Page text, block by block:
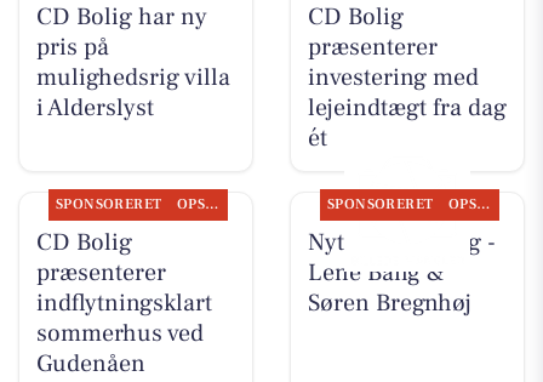
CD Bolig har ny
pris på
mulighedsrig villa
i Alderslyst
CD Bolig
præsenterer
investering med
lejeindtægt fra dag
ét
SPONSORERET OPSLAGSTAVLEN
CD Bolig
præsenterer
indflytningsklart
sommerhus ved
Gudenåen
SPONSORERET OPSLAGSTAVLEN
Nyt fra CD Bolig -
Lene Bang &
Søren Bregnhøj